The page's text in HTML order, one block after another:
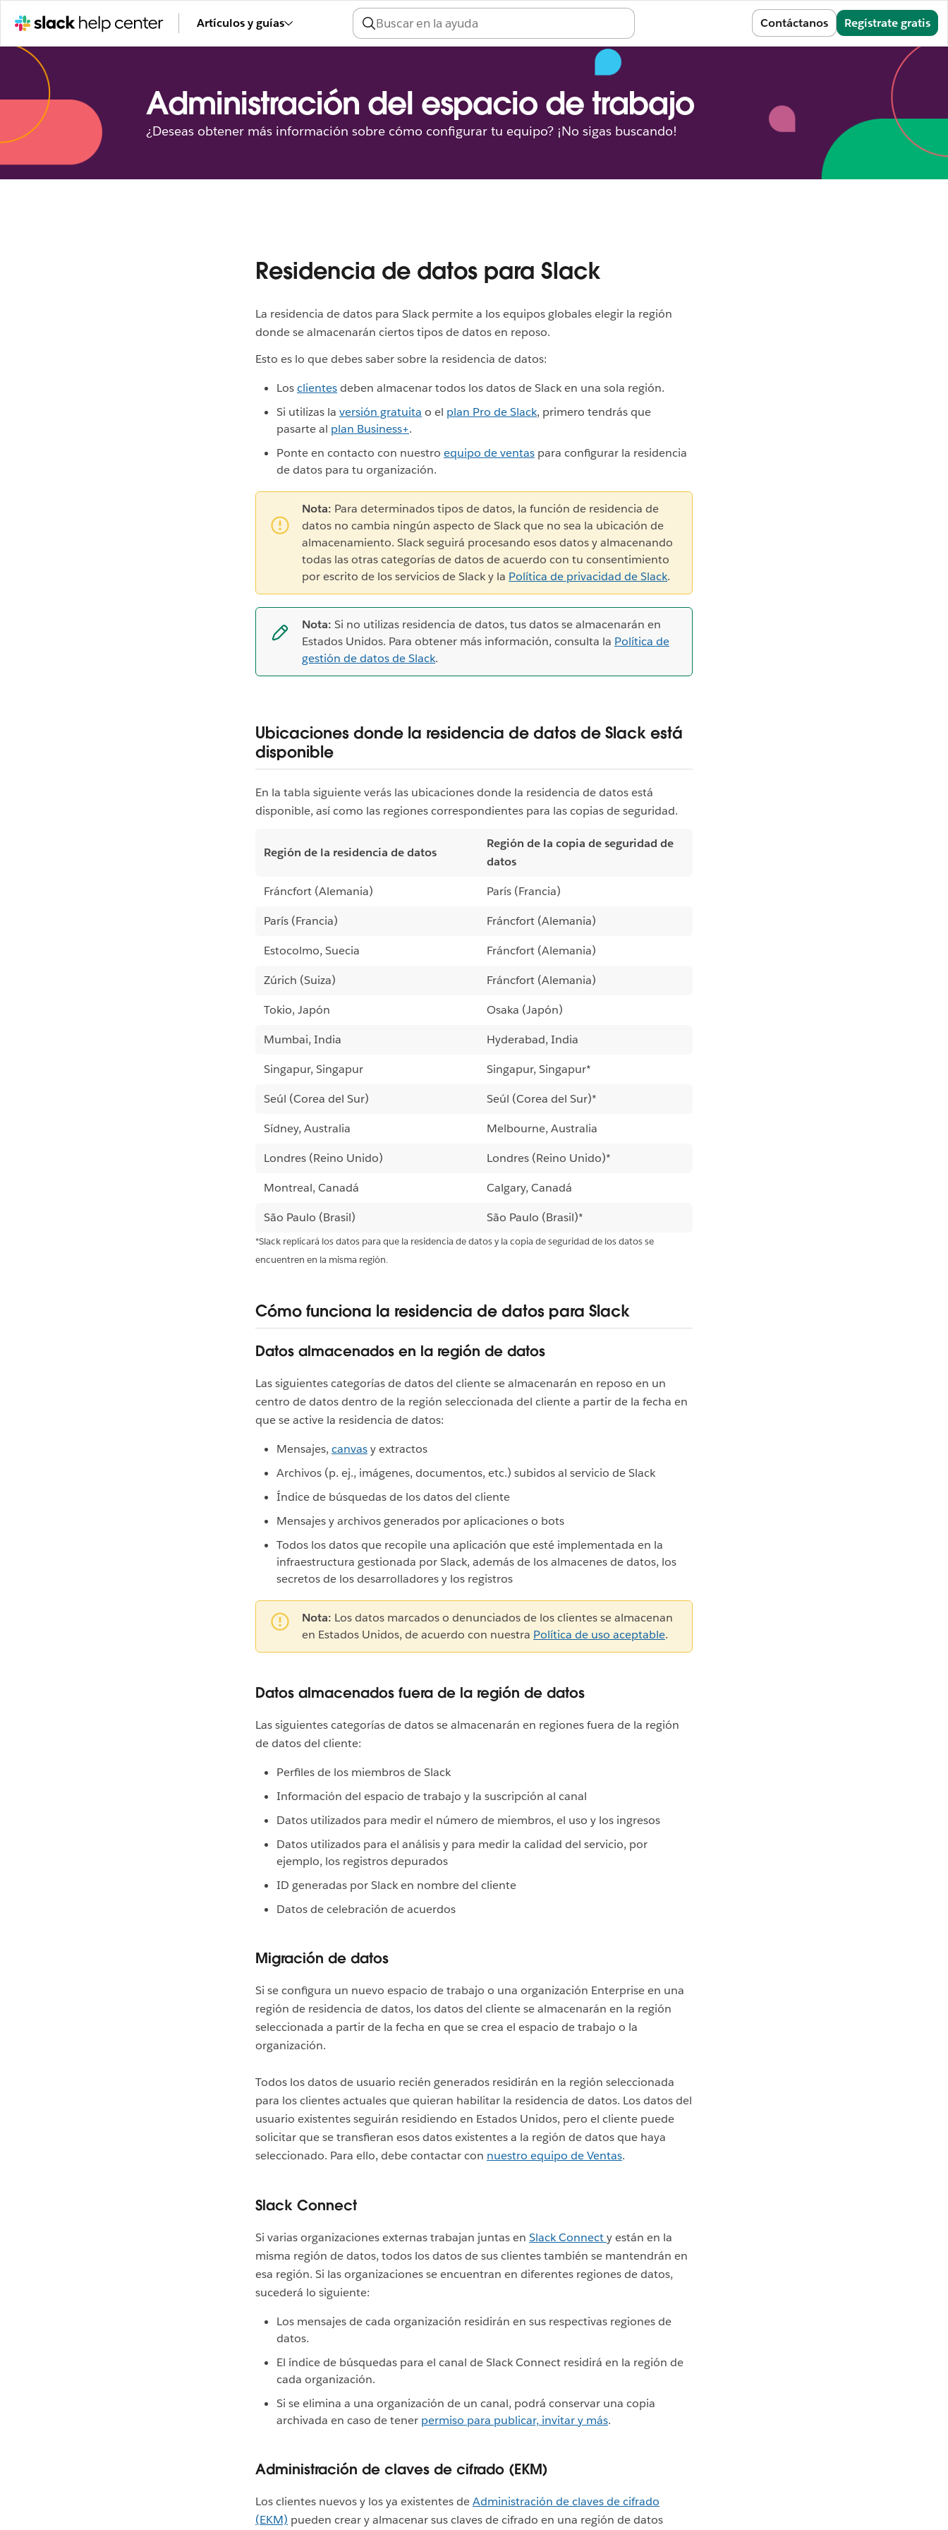
Artículos y guías Contáctanos Regístrate gratis
Administración del espacio de trabajo
¿Deseas obtener más información sobre cómo configurar tu equipo? ¡No sigas buscando!
Residencia de datos para Slack
La residencia de datos para Slack permite a los equipos globales elegir la región
donde se almacenarán ciertos tipos de datos en reposo.
Esto es lo que debes saber sobre la residencia de datos:
Losclientesdeben almacenar todos los datos de Slack en una sola región.
Si utilizas la versión gratuita o el plan Pro de Slack, primero tendrás que
pasarte al plan Business+.
Ponte en contacto con nuestro equipo de ventas para configurar la residencia
de datos para tu organización.
Nota: Para determinados tipos de datos, la función de residencia de
datos no cambia ningún aspecto de Slack que no sea la ubicación de
almacenamiento. Slack seguirá procesando esos datos y almacenando
todas las otras categorías de datos de acuerdo con tu consentimiento
por escrito de los servicios de Slack y la Política de privacidad de Slack.
Nota: Si no utilizas residencia de datos, tus datos se almacenarán en
Estados Unidos. Para obtener más información, consulta la Política de
gestión de datos de Slack.
Ubicaciones donde la residencia de datos de Slack está
disponible
En la tabla siguiente verás las ubicaciones donde la residencia de datos está
disponible, así como las regiones correspondientes para las copias de seguridad.
Región de la residencia de datos
Región de la copia de seguridad de
datos
Fráncfort (Alemania)
París (Francia)
París (Francia)
Fráncfort (Alemania)
Estocolmo, Suecia
Fráncfort (Alemania)
Zúrich (Suiza)
Fráncfort (Alemania)
Tokio, Japón
Osaka (Japón)
Mumbai, India
Hyderabad, India
Singapur, Singapur
Singapur, Singapur*
Seúl (Corea del Sur)
Seúl (Corea del Sur)*
Sídney, Australia
Melbourne, Australia
Londres (Reino Unido)
Londres (Reino Unido)*
Montreal, Canadá
Calgary, Canadá
São Paulo (Brasil)
São Paulo (Brasil)*
*Slack replicará los datos para que la residencia de datos y la copia de seguridad de los datos se
encuentren en la misma región.
Cómo funciona la residencia de datos para Slack
Datos almacenados en la región de datos
Las siguientes categorías de datos del cliente se almacenarán en reposo en un
centro de datos dentro de la región seleccionada del cliente a partir de la fecha en
que se active la residencia de datos:
Mensajes, canvasy extractos
Archivos (p. ej., imágenes, documentos, etc.) subidos al servicio de Slack
Índice de búsquedas de los datos del cliente
Mensajes y archivos generados por aplicaciones o bots
Todos los datos que recopile una aplicación que esté implementada en la
infraestructura gestionada por Slack, además de los almacenes de datos, los
secretos de los desarrolladores y los registros
Nota: Los datos marcados o denunciados de los clientes se almacenan
en Estados Unidos, de acuerdo con nuestra Política de uso aceptable.
Datos almacenados fuera de la región de datos
Las siguientes categorías de datos se almacenarán en regiones fuera de la región
de datos del cliente:
Perfiles de los miembros de Slack
Información del espacio de trabajo y la suscripción al canal
Datos utilizados para medir el número de miembros, el uso y los ingresos
Datos utilizados para el análisis y para medir la calidad del servicio, por
ejemplo, los registros depurados
ID generadas por Slack en nombre del cliente
Datos de celebración de acuerdos
Migración de datos
Si se configura un nuevo espacio de trabajo o una organización Enterprise en una
región de residencia de datos, los datos del cliente se almacenarán en la región
seleccionada a partir de la fecha en que se crea el espacio de trabajo o la
organización.
Todos los datos de usuario recién generados residirán en la región seleccionada
para los clientes actuales que quieran habilitar la residencia de datos. Los datos del
usuario existentes seguirán residiendo en Estados Unidos, pero el cliente puede
solicitar que se transfieran esos datos existentes a la región de datos que haya
seleccionado. Para ello, debe contactar con nuestro equipo de Ventas.
Slack Connect
Si varias organizaciones externas trabajan juntas en Slack Connecty están en la
misma región de datos, todos los datos de sus clientes también se mantendrán en
esa región. Si las organizaciones se encuentran en diferentes regiones de datos,
sucederá lo siguiente:
Los mensajes de cada organización residirán en sus respectivas regiones de
datos.
El índice de búsquedas para el canal de Slack Connect residirá en la región de
cada organización.
Si se elimina a una organización de un canal, podrá conservar una copia
archivada en caso de tener permiso para publicar, invitar y más.
Administración de claves de cifrado (EKM)
Los clientes nuevos y los ya existentes deAdministración de claves de cifrado
(EKM) pueden crear y almacenar sus claves de cifrado en una región de datos